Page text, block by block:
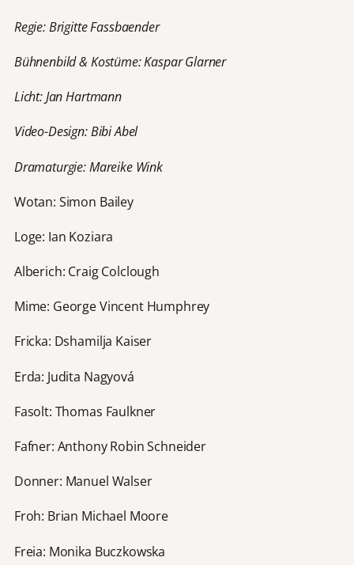
Regie: Brigitte Fassbaender
Bühnenbild & Kostüme: Kaspar Glarner
Licht: Jan Hartmann
Video-Design: Bibi Abel
Dramaturgie: Mareike Wink
Wotan: Simon Bailey
Loge: Ian Koziara
Alberich: Craig Colclough
Mime: George Vincent Humphrey
Fricka: Dshamilja Kaiser
Erda: Judita Nagyová
Fasolt: Thomas Faulkner
Fafner: Anthony Robin Schneider
Donner: Manuel Walser
Froh: Brian Michael Moore
Freia: Monika Buczkowska